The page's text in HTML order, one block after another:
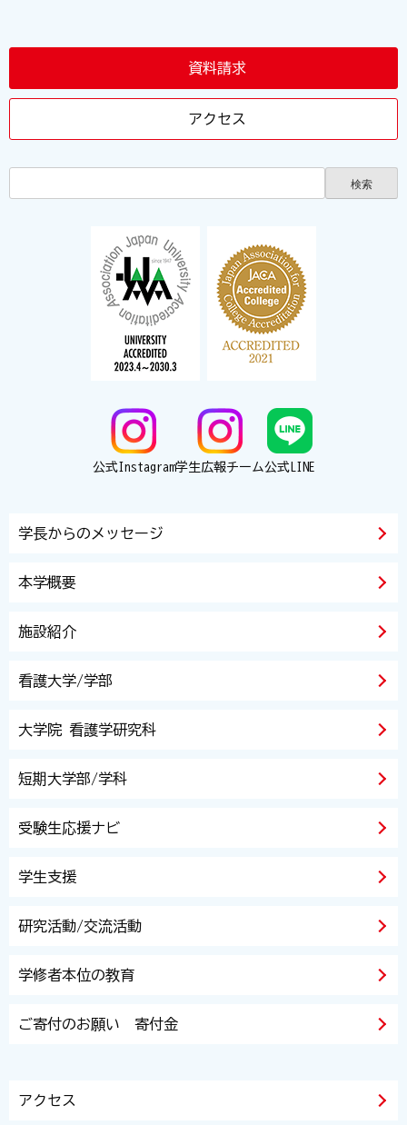
資料請求
アクセス
公式Instagram学生広報チーム公式LINE
学長からのメッセージ
本学概要
施設紹介
看護大学/学部
大学院 看護学研究科
短期大学部/学科
受験生応援ナビ
学生支援
研究活動/交流活動
学修者本位の教育
ご寄付のお願い 寄付金
アクセス